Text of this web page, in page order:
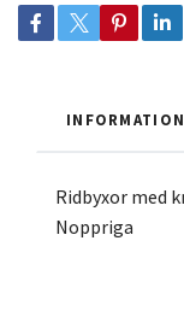
INFORMATION
Ridbyxor med
Noppriga